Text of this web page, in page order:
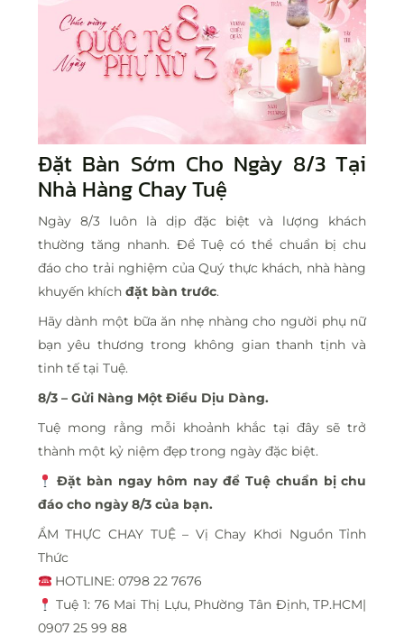
Đặt Bàn Sớm Cho Ngày 8/3 Tại
Nhà Hàng Chay Tuệ
Ngày 8/3 luôn là dịp đặc biệt và lượng khách
thường tăng nhanh. Để Tuệ có thể chuẩn bị chu
đáo cho trải nghiệm của Quý thực khách, nhà hàng
khuyến khích đặt bàn trước.
Hãy dành một bữa ăn nhẹ nhàng cho người phụ nữ
bạn yêu thương trong không gian thanh tịnh và
tinh tế tại Tuệ.
8/3 – Gửi Nàng Một Điều Dịu Dàng.
Tuệ mong rằng mỗi khoảnh khắc tại đây sẽ trở
thành một kỷ niệm đẹp trong ngày đặc biệt.
Đặt bàn ngay hôm nay để Tuệ chuẩn bị chu
đáo cho ngày 8/3 của bạn.
ẨM THỰC CHAY TUỆ – Vị Chay Khơi Nguồn Tỉnh
Thức
HOTLINE: 0798 22 7676
Tuệ 1: 76 Mai Thị Lựu, Phường Tân Định, TP.HCM|
0907 25 99 88